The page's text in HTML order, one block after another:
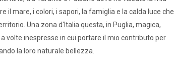
il mare, i colori, i sapori, la famiglia e la calda luce che
Una zona d'Italia questa, in Puglia, magica,
volte inespresse in cui portare il mio contributo per
la loro naturale bellezza.